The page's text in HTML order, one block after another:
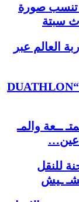
تنسب صورة
سبتة
مغاربة العالم عبر
طنجة : تنظيم النسخة الثالثة من “DUATHLON
ــعة والمـ
أعين…
للنقل